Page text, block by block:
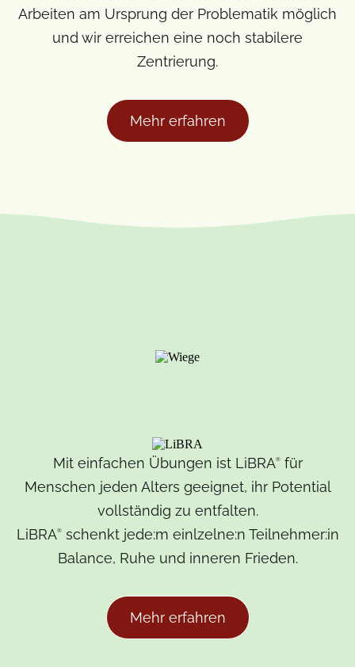
Arbeiten am Ursprung der Problematik möglich
und wir erreichen eine noch stabilere
Zentrierung.
Mehr erfahren
Mit einfachen Übungen ist LiBRA®für
Menschen jeden Alters geeignet, ihr Potential
vollständig zu entfalten.
LiBRA®schenkt jede:m einlzelne:n Teilnehmer:in
Balance, Ruhe und inneren Frieden.
Mehr erfahren